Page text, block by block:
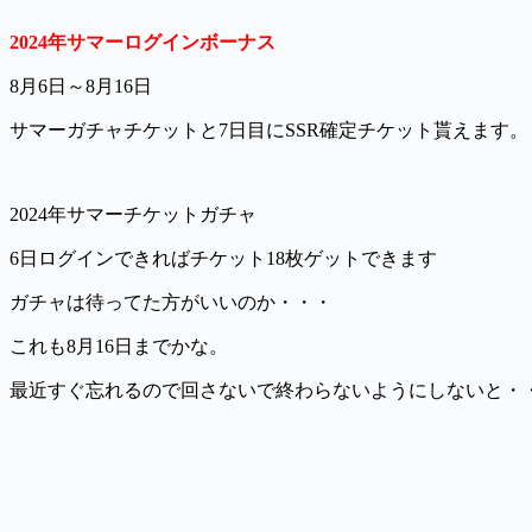
2024年サマーログインボーナス
8月6日～8月16日
サマーガチャチケットと7日目にSSR確定チケット貰えます。
2024年サマーチケットガチャ
6日ログインできればチケット18枚ゲットできます
ガチャは待ってた方がいいのか・・・
これも8月16日までかな。
最近すぐ忘れるので回さないで終わらないようにしないと・